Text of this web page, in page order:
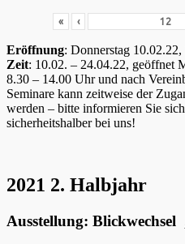
« ‹
Eröffnung: Donnerstag
Zeit: 10.02. – 24.04.22, geöffnet
8.30 – 14.00 Uhr und nach
Seminare kann zeitweise der
werden – bitte informieren Sie
sicherheitshalber bei uns!
2021 2. Halbjahr
Ausstellung: Blickwechsel